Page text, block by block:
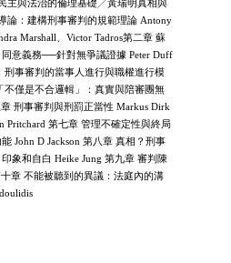
主與法治的倫理基礎╱黃瑞明真相與
論：建構刑事審判的規範理論 Antony
Marshall、Victor Tadros第二章 蘇
意義務──針對無爭議證據 Peter Duff
刑事審判的當事人進行與職權進行模
不僅是不合邏輯」：真實與陪審團無
刑事審判與刑罰正當性 Markus Dirk
Pritchard 第七章 管理不確定性與終局
John D Jackson 第八章 真相？刑事
象和自白 Heike Jung 第九章 審判陳
章 不能被聽到的異議：法庭內的溝